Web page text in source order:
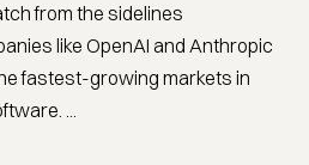
from the sidelines
like OpenAI and Anthropic
fastest-growing markets in
...